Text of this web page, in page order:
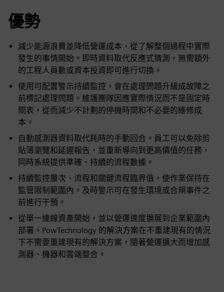
優勢
減少能源浪費並降低營運成本，從了解整個過程中實際
發生的事情開始。即時資料取代反應式猜測，無需額外
的工程人員數或資本投資即可進行切換。
使用可配置警示持續監控，會在處理問題升級成故障之
前標記處理問題。維護團隊因應實際情況而不是固定時
間表，從而減少不計劃的停機時間和不必要的維修成
本。
自動感測器資料取代耗時的手動回合。員工可以免除剪
貼簿瀏覽和延遲報告，並重新導向到更高價值的任務，
同時系統提供準確、持續的流程數據。
持續監控層次、流程和關鍵流程臨界值，使作業保持在
監管限制範圍內。及時警示可在發生環境或合規事件之
前進行干預。
從單一連線資產開始，並以營運速度擴展到企業範圍內
部署。PowTechnology 的解決方案在不重建現有的情況
下不需要重建現有的解決方案，隨著營運擴大而增加感
測器、機器和雲端整合。